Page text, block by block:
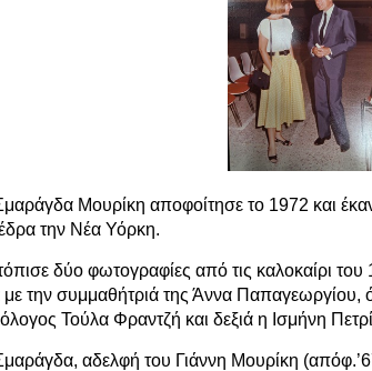
Μουρίκη αποφοίτησε το 1972 και
την Νέα Υόρκη.
δύο φωτογραφίες από τις καλοκαίρι
με την συμμαθήτριά της Άννα Παπαγεωργίου,
Τούλα Φραντζή και δεξιά η Ισμήνη
αδελφή του Γιάννη Μουρίκη